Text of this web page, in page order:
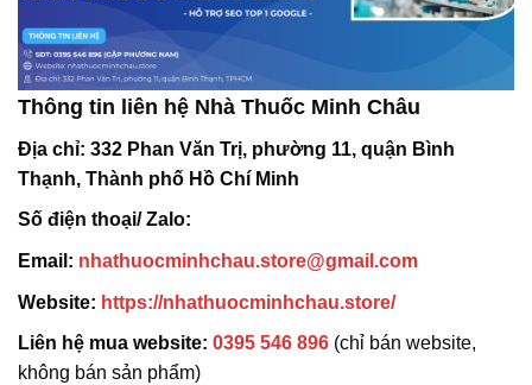
Thông tin liên hệ Nhà Thuốc Minh Châu
Địa chỉ: 332 Phan Văn Trị, phường 11, quận Bình
Thạnh, Thành phố Hồ Chí Minh
Số điện thoại/ Zalo:
Email: nhathuocminhchau.store@gmail.com
Website: https://nhathuocminhchau.store/
Liên hệ mua website: 0395 546 896 (chỉ bán website,
không bán sản phẩm)